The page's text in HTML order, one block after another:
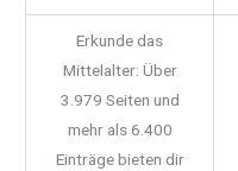
Erkunde das
Mittelalter: Über
3.979 Seiten und
mehr als 6.400
Einträge bieten dir